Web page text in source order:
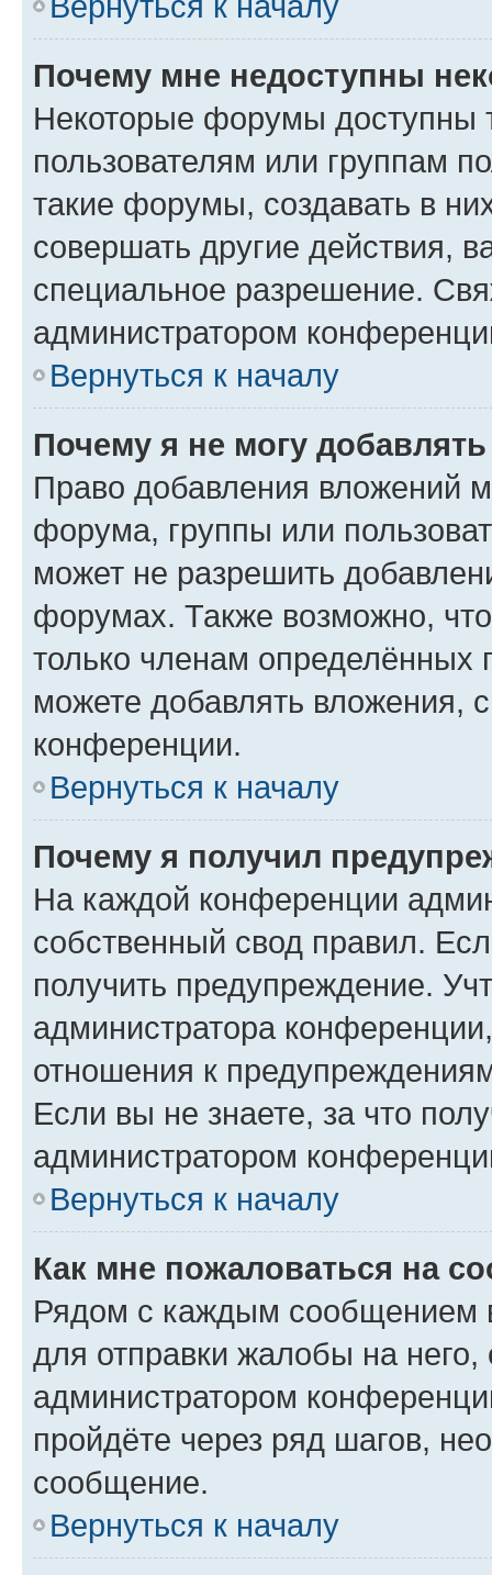
Почему мне недоступны
Некоторые форумы доступны
пользователям или группам
такие форумы, создавать в
совершать другие действия,
специальное разрешение.
администратором
Вернуться к началу
Почему я не могу
Право добавления вложений
форума, группы или
может не разрешить
форумах. Также возможно,
только членам определённых
можете добавлять вложения,
конференции.
Вернуться к началу
Почему я получил
На каждой конференции
собственный свод правил.
получить предупреждение.
администратора
отношения к
Если вы не знаете, за что
администратором
Вернуться к началу
Как мне пожаловаться на
Рядом с каждым сообщением
для отправки жалобы на
администратором
пройдёте через ряд шагов,
сообщение.
Вернуться к началу